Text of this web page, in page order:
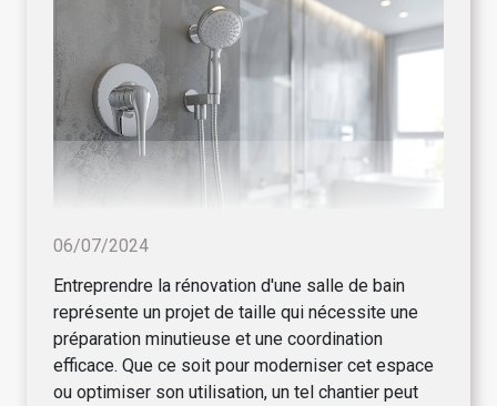
06/07/2024
Entreprendre la rénovation d'une salle de bain
représente un projet de taille qui nécessite une
préparation minutieuse et une coordination
efficace. Que ce soit pour moderniser cet espace
ou optimiser son utilisation, un tel chantier peut